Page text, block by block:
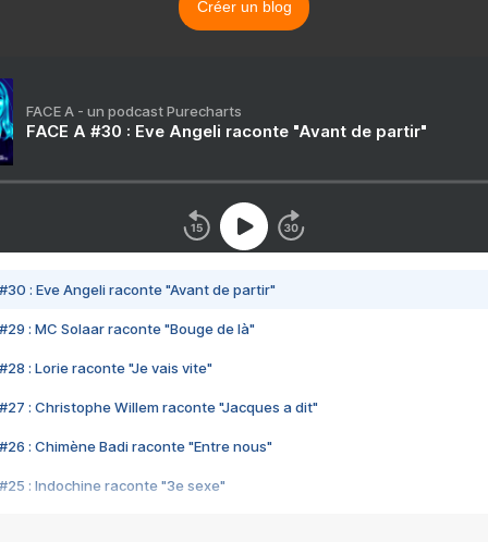
Créer un blog
FACE A - un podcast Purecharts
FACE A #30 : Eve Angeli raconte "Avant de partir"
#30 : Eve Angeli raconte "Avant de partir"
#29 : MC Solaar raconte "Bouge de là"
#28 : Lorie raconte "Je vais vite"
#27 : Christophe Willem raconte "Jacques a dit"
#26 : Chimène Badi raconte "Entre nous"
#25 : Indochine raconte "3e sexe"